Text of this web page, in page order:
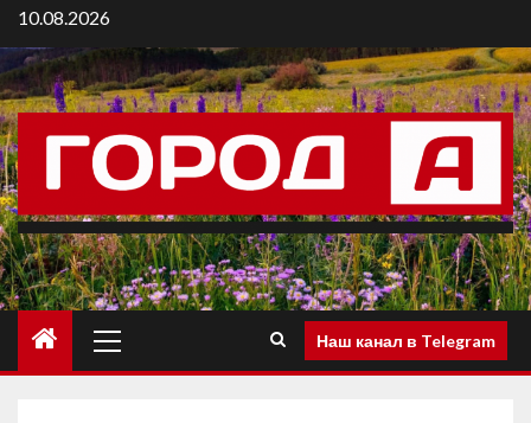
10.08.2026
Наш канал в Telegram